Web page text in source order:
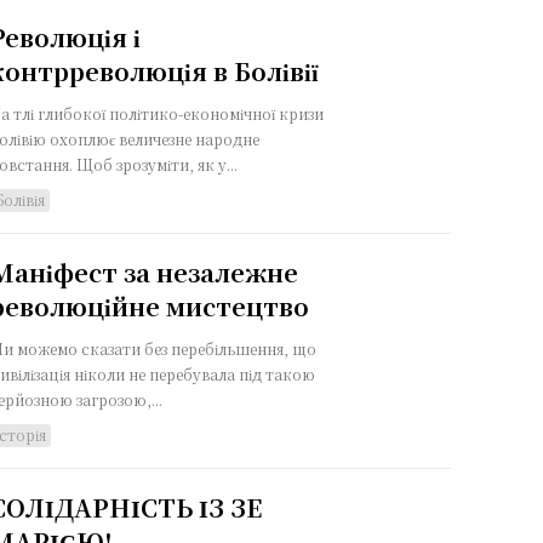
і
в Болівії
тлі глибокої політико-економічної кризи
охоплює величезне народне
Щоб зрозуміти, як у...
за незалежне
мистецтво
можемо сказати без перебільшення, що
ніколи не перебувала під такою
загрозою,...
ІЗ ЗЕ